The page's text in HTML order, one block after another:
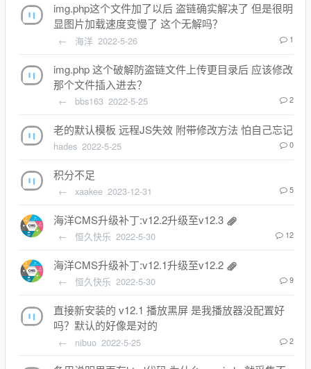
img.php这个文件加了以后 盗链确实解决了 但是很明
显图片加载速度变慢了 这个无解吗？
← 海洋 2022-5-26 1
img.php 这个破解防盗链文件上传更目录后 应该修改
那个文件插入进去？
← bbs163 2022-5-25 2
老的默认模板 远程JS失效 附带修改方法 怕自己忘记
hades 2022-5-25 0
积分不足
← xaakee 2023-12-31 5
海洋CMS升级补丁:v12.2升级至v12.3
← 恒久快乐 2022-5-30 12
海洋CMS升级补丁:v12.1升级至v12.2
← 恒久快乐 2022-5-30 9
直接新安装的 v12.1 播放黑屏 是我播放器没配置好
吗？默认的好像是对的
← nibuo 2022-5-25 2